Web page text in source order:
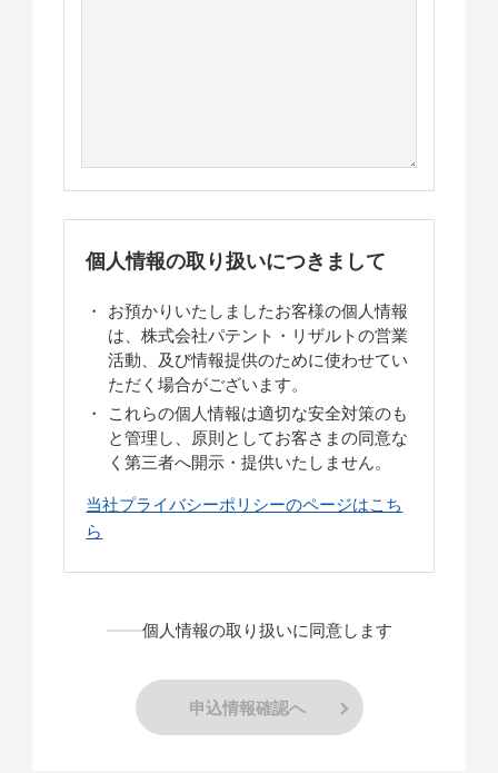
個人情報の取り扱いにつきまして
お預かりいたしましたお客様の個人情報
は、株式会社パテント・リザルトの営業
活動、及び情報提供のために使わせてい
ただく場合がございます。
これらの個人情報は適切な安全対策のも
と管理し、原則としてお客さまの同意な
く第三者へ開示・提供いたしません。
当社プライバシーポリシーのページはこち
ら
個人情報の取り扱いに同意します
申込情報確認へ